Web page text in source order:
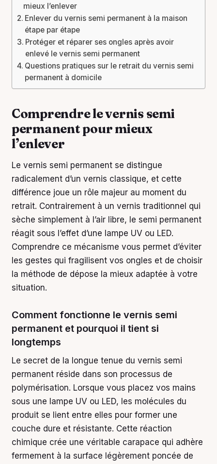
mieux l’enlever
Enlever du vernis semi permanent à la maison
étape par étape
Protéger et réparer ses ongles après avoir
enlevé le vernis semi permanent
Questions pratiques sur le retrait du vernis semi
permanent à domicile
Comprendre le vernis semi
permanent pour mieux
l’enlever
Le vernis semi permanent se distingue
radicalement d’un vernis classique, et cette
différence joue un rôle majeur au moment du
retrait. Contrairement à un vernis traditionnel qui
sèche simplement à l’air libre, le semi permanent
réagit sous l’effet d’une lampe UV ou LED.
Comprendre ce mécanisme vous permet d’éviter
les gestes qui fragilisent vos ongles et de choisir
la méthode de dépose la mieux adaptée à votre
situation.
Comment fonctionne le vernis semi
permanent et pourquoi il tient si
longtemps
Le secret de la longue tenue du vernis semi
permanent réside dans son processus de
polymérisation. Lorsque vous placez vos mains
sous une lampe UV ou LED, les molécules du
produit se lient entre elles pour former une
couche dure et résistante. Cette réaction
chimique crée une véritable carapace qui adhère
fermement à la surface légèrement poncée de